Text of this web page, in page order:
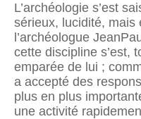
L’archéologie s’est
sérieux, lucidité, mais
l’archéologue
cette discipline s’est,
emparée de lui ;
a accepté des
plus en plus
une activité